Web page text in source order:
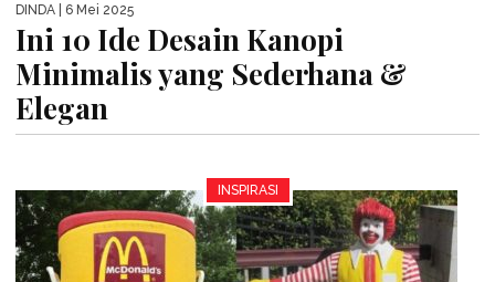
DINDA | 6 Mei 2025
Ini 10 Ide Desain Kanopi
Minimalis yang Sederhana &
Elegan
INSPIRASI